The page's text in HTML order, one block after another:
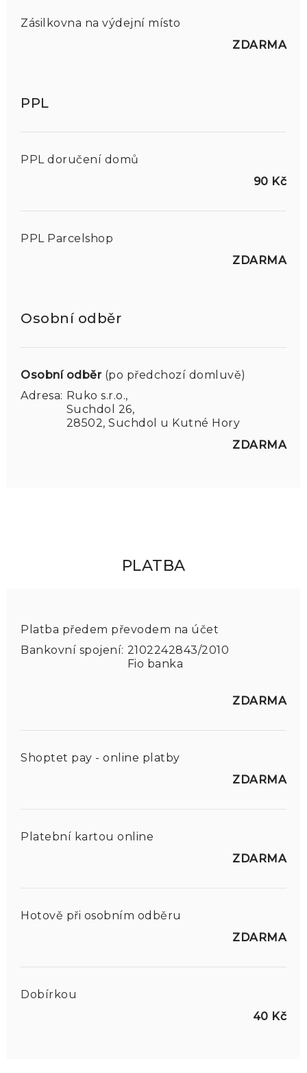
Zásilkovna na výdejní místo
ZDARMA
PPL
PPL doručení domů
90 Kč
PPL Parcelshop
ZDARMA
Osobní odběr
Osobní odběr(po předchozí domluvě)
Adresa: Ruko s.r.o.,
Suchdol 26,
28502, Suchdol u Kutné Hory
ZDARMA
PLATBA
Platba předem převodem na účet
Bankovní spojení: 2102242843/2010
Fio banka
ZDARMA
Shoptet pay - online platby
ZDARMA
Platební kartou online
ZDARMA
Hotově při osobním odběru
ZDARMA
Dobírkou
40 Kč